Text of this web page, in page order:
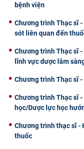
bệnh viện
Chương trình Thạc sĩ
sót liên quan đến
Chương trình Thạc sĩ
lĩnh vực dược lâm
Chương trình Thạc sĩ -
Chương trình Thạc sĩ
học/Dược lực học
Chương trình thạc sĩ -
thuốc